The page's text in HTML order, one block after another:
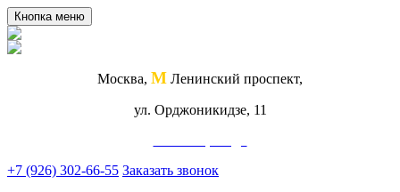
Кнопка меню
Москва, М Ленинский проспект,
ул. Орджоникидзе, 11
+7 (926) 302-66-55 Заказать звонок